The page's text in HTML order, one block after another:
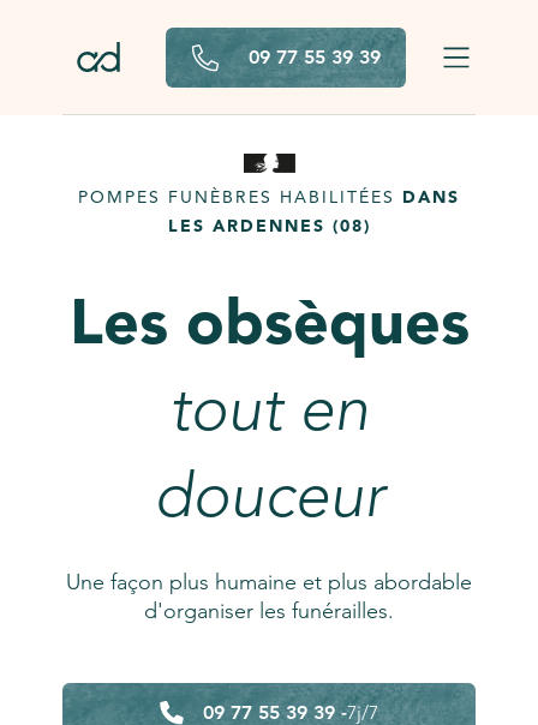
09 77 55 39 39
POMPES FUNÈBRES HABILITÉES DANS
LES ARDENNES (08)
Les obsèques
tout en
douceur
Une façon plus humaine et plus abordable
d'organiser les funérailles.
09 77 55 39 39 -7j/7